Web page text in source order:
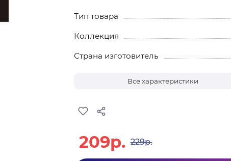
Тип товара
Коллекция
Страна изготовитель
Все характеристики
209р. 229р.